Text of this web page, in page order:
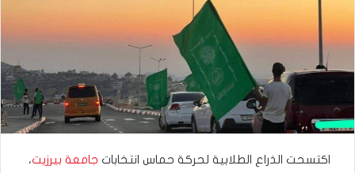
​اكتسحت الذراع الطلابية لحركة حماس انتخابات جامعة بيرزيت،